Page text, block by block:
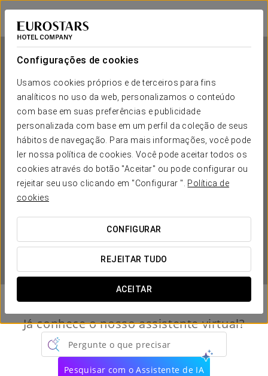
Configurações de cookies
Usamos cookies próprios e de terceiros para fins
analíticos no uso da web, personalizamos o conteúdo
com base em suas preferências e publicidade
personalizada com base em um perfil da coleção de seus
hábitos de navegação. Para mais informações, você pode
ler nossa política de cookies. Você pode aceitar todos os
cookies através do botão "Aceitar" ou pode configurar ou
rejeitar seu uso clicando em "Configurar ". Política de
cookies
CONFIGURAR
REJEITAR TUDO
ACEITAR
Dorma Puerta de San Pedro
LUGO
Dorma Puerta de San Pedro
LUGO
QUANDO QUER IR?
Já conhece o nosso assistente virtual?
Pergunte o que precisar
Pesquisar com o Assistente de IA